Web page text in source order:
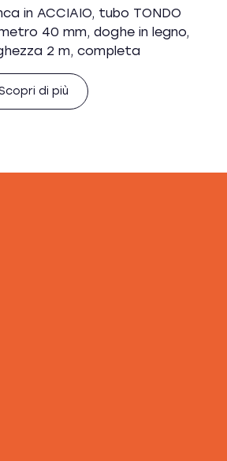
in ACCIAIO, tubo TONDO
40 mm, doghe in legno,
2 m, completa
di più